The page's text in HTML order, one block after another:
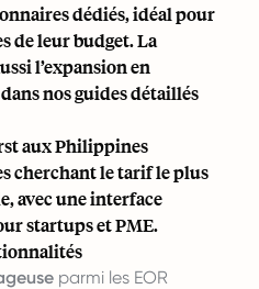
dédiés, idéal pour
de leur budget. La
l’expansion en
nos guides détaillés
aux Philippines
cherchant le tarif le plus
avec une interface
startups et PME.
parmi les EOR